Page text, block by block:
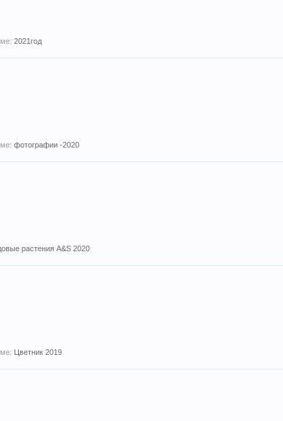
2021год
фотографии -2020
растения A&S 2020
Цветник 2019